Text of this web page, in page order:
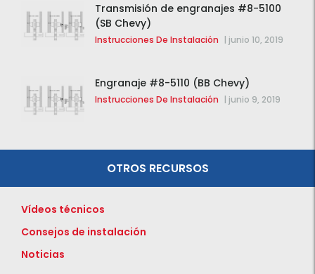
Transmisión de engranajes #8-5100
(SB Chevy)
Instrucciones De Instalación | junio 10, 2019
Engranaje #8-5110 (BB Chevy)
Instrucciones De Instalación | junio 9, 2019
OTROS RECURSOS
Vídeos técnicos
Consejos de instalación
Noticias